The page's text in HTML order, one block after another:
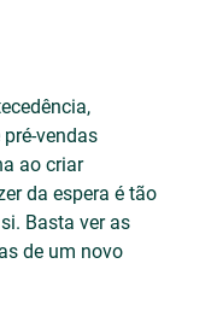
vendas
ao criar
da espera é tão
Basta ver as
de um novo